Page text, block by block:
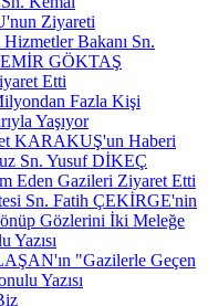
Ziyareti
Bakanı Sn.
GÖKTAŞ
Etti
Fazla Kişi
Yaşıyor
KARAKUŞ'un Haberi
Sn. Yusuf DİKEÇ
Eden Gazileri Ziyaret Etti
Sn. Fatih ÇEKİRGE'nin
Gözlerini İki Meleğe
Yazısı
"Gazilerle Geçen
Yazısı